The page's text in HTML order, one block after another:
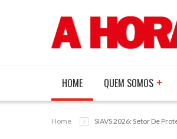
HOME QUEM SOMOS
Home SIAVS 2026: Setor De